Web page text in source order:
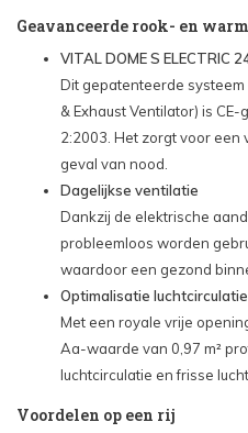
Geavanceerde rook- en
VITAL DOME S ELECTRIC
Dit gepatenteerde systeem
& Exhaust Ventilator) is
2:2003. Het zorgt voor
geval van nood.
Dagelijkse ventilatie
Dankzij de elektrische
probleemloos worden
waardoor een gezond
Optimalisatie luchtcirculatie
Met een royale vrije
Aa-waarde van 0,97 m²
luchtcirculatie en frisse lucht.
Voordelen op een rij